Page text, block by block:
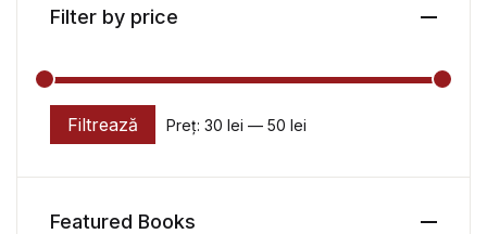
Filter by price
Preț minim
Preț maxim
Filtrează Preț: 30 lei — 50 lei
Featured Books